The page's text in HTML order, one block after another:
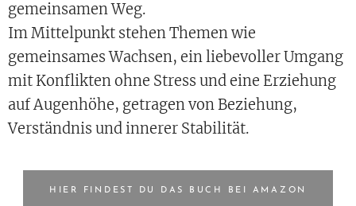
gemeinsamen Weg.
Im Mittelpunkt stehen Themen wie
gemeinsames Wachsen, ein liebevoller Umgang
mit Konflikten ohne Stress und eine Erziehung
auf Augenhöhe, getragen von Beziehung,
Verständnis und innerer Stabilität.
HIER FINDEST DU DAS BUCH BEI AMAZON